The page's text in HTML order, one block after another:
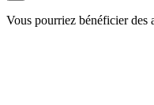
Vous pourriez bénéficier des